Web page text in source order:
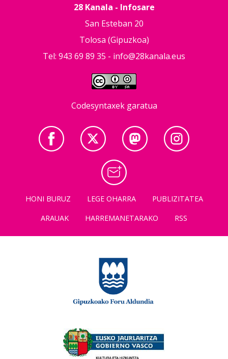
28 Kanala - Infosare
San Esteban 20
Tolosa (Gipuzkoa)
Tel: 943 69 89 35 - info@28kanala.eus
Codesyntaxek garatua
HONI BURUZ LEGE OHARRA
PUBLIZITATEA
ARAUAK
HARREMANETARAKO RSS